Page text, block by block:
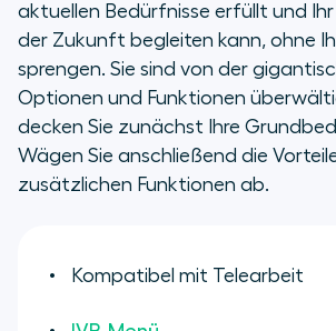
aktuellen Bedürfnisse erfüllt und
der Zukunft begleiten kann, ohne
sprengen. Sie sind von der
Optionen und Funktionen
decken Sie zunächst Ihre
Wägen Sie anschließend die
zusätzlichen Funktionen ab.
Kompatibel mit Telearbeit